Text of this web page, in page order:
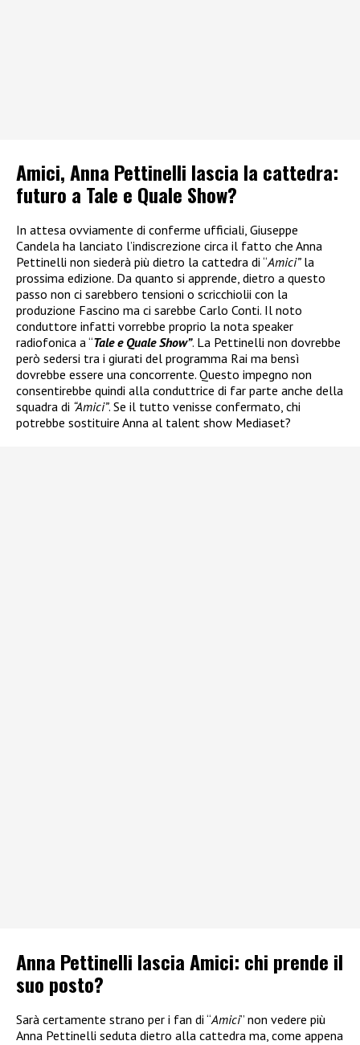
Amici, Anna Pettinelli lascia la cattedra:
futuro a Tale e Quale Show?
In attesa ovviamente di conferme ufficiali, Giuseppe
Candela ha lanciato l’indiscrezione circa il fatto che Anna
Pettinelli non siederà più dietro la cattedra di “Amici”la
prossima edizione. Da quanto si apprende, dietro a questo
passo non ci sarebbero tensioni o scricchiolii con la
produzione Fascino ma ci sarebbe Carlo Conti. Il noto
conduttore infatti vorrebbe proprio la nota speaker
radiofonica a “Tale e Quale Show”. La Pettinelli non dovrebbe
però sedersi tra i giurati del programma Rai ma bensì
dovrebbe essere una concorrente. Questo impegno non
consentirebbe quindi alla conduttrice di far parte anche della
squadra di “Amici”. Se il tutto venisse confermato, chi
potrebbe sostituire Anna al talent show Mediaset?
Anna Pettinelli lascia Amici: chi prende il
suo posto?
Sarà certamente strano per i fan di “Amici” non vedere più
Anna Pettinelli seduta dietro alla cattedra ma, come appena